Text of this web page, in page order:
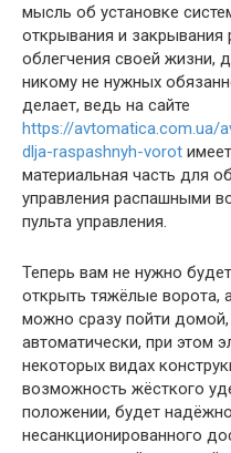
мысль об установке
открывания и
облегчения своей жизни,
никому не нужных
делает, ведь на сайте
https://avtomatica.com.ua/
dlja-raspashnyh-vorot
материальная часть для
управления распашными
пульта управления.
Теперь вам не нужно
открыть тяжёлые ворота,
можно сразу пойти
автоматически, при этом
некоторых видах
возможность жёсткого
положении, будет
несанкционированного